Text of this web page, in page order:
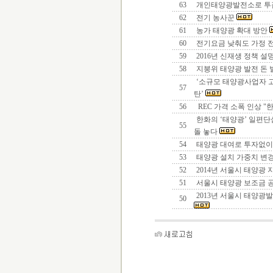
63
개인태양광발전소로
62
전기 농사꾼
61
농가 태양광 확대 방안
60
전기요금 낮춰도 가정
59
2016년 신재생 정책 설
58
지붕위 태양광 발전 돈
57
‘소규모 태양광사업자
탄’
56
REC 가격 소폭 인상 "
55
한화의 ‘태양광’ 일편
돌 놓다
54
태양광 대여로 투자없
53
태양광 설치 가중치 변
52
2014년 서울시 태양광
51
서울시 태양광 보조금
50
2013년 서울시 태양광